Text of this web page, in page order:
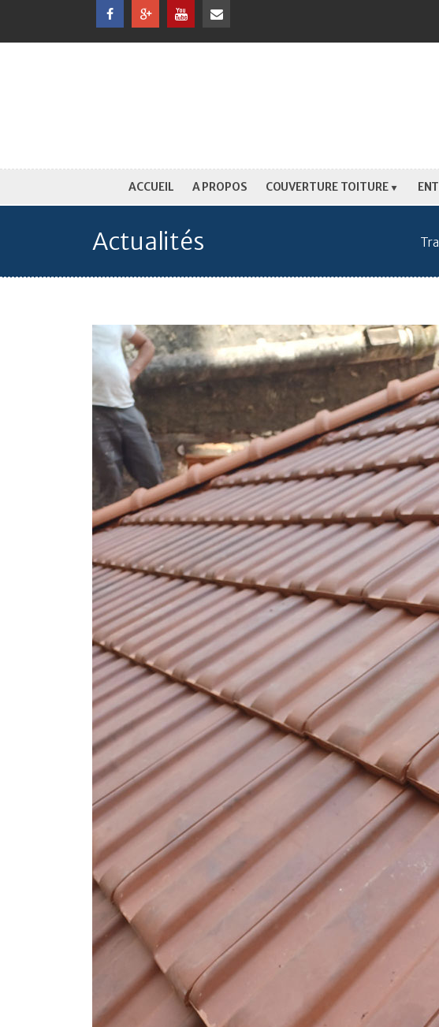
ACCUEIL A PROPOS COUVERTURE TOITURE
Actualités